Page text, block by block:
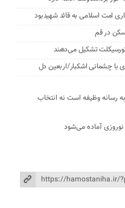
امت اسلامی به قائد شهیدبود
با چشمانی اشکبار/اربعین دل
رسانه وظیفه است نه انتخاب
نوروزی آماده می‌شود